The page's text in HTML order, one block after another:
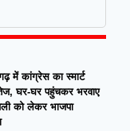
में कांग्रेस का स्मार्ट
घर-घर पहुंचकर भरवाए
को लेकर भाजपा